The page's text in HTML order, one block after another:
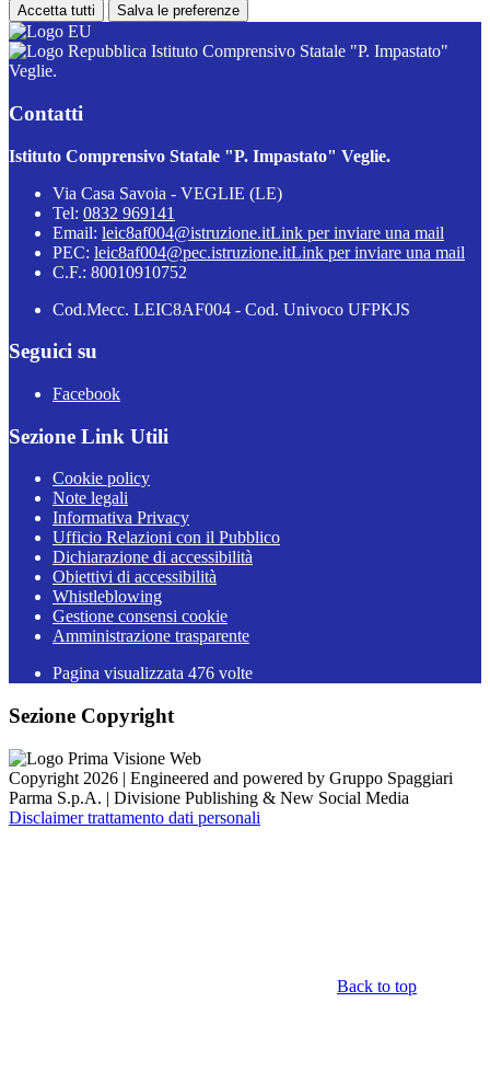
Accetta tutti Salva le preferenze
Istituto Comprensivo Statale "P. Impastato"
Veglie.
Contatti
Istituto Comprensivo Statale "P. Impastato" Veglie.
Via Casa Savoia - VEGLIE (LE)
Tel: 0832 969141
Email: leic8af004@istruzione.itLink per inviare una mail
PEC: leic8af004@pec.istruzione.itLink per inviare una mail
C.F.: 80010910752
Cod.Mecc. LEIC8AF004 - Cod. Univoco UFPKJS
Seguici su
Facebook
Sezione Link Utili
Cookie policy
Note legali
Informativa Privacy
Ufficio Relazioni con il Pubblico
Dichiarazione di accessibilità
Obiettivi di accessibilità
Whistleblowing
Gestione consensi cookie
Amministrazione trasparente
Pagina visualizzata 476 volte
Sezione Copyright
Copyright 2026 | Engineered and powered by Gruppo Spaggiari
Parma S.p.A. | Divisione Publishing & New Social Media
Disclaimer trattamento dati personali
Back to top